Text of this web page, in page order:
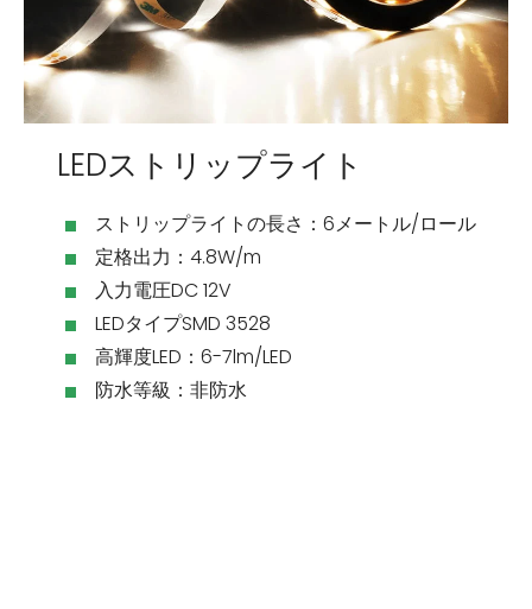
LEDストリップライト
ストリップライトの長さ：6メートル/ロール
定格出力：4.8W/m
入力電圧DC 12V
LEDタイプSMD 3528
高輝度LED：6-7lm/LED
防水等級：非防水